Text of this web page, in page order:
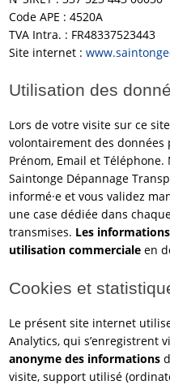
Code APE : 4520A
TVA Intra. : FR48337523443
Site internet :
Utilisation des
Lors de votre visite sur ce
volontairement des
Prénom, Email et
Saintonge Dépannage
informé·e et vous validez
une case dédiée dans
transmises. Les
utilisation commercialeen
Cookies et
Le présent site internet
Analytics, qui s’enregistrent
anonyme des informations
visite, support utilisé